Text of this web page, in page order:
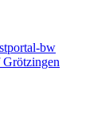
bw
Grötzingen